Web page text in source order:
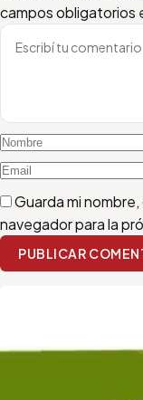
campos obligatorios
Guarda mi
navegador para la
PUBLICAR